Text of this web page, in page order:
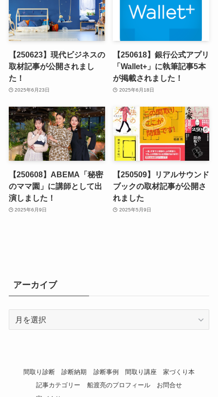
【250623】現代ビジネスの
取材記事が公開されまし
た！
2025年6月23日
【250618】銀行公式アプリ
「Wallet+」に執筆記事5本
が掲載されました！
2025年6月18日
【250608】ABEMA「秘密
のママ園」に講師として出
演しました！
2025年6月9日
【250509】リアルサウンド
ブックの取材記事が公開さ
れました
2025年5月9日
アーカイブ
間取り診断 診断納期 診断事例 間取り講座
家づくり本
記事カテゴリー
船渡亮のプロフィール お問合せ